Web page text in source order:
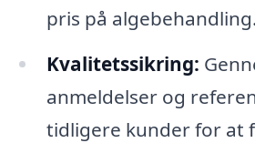
pris på algebehandling.
Kvalitetssikring:
anmeldelser og
tidligere kunder for at